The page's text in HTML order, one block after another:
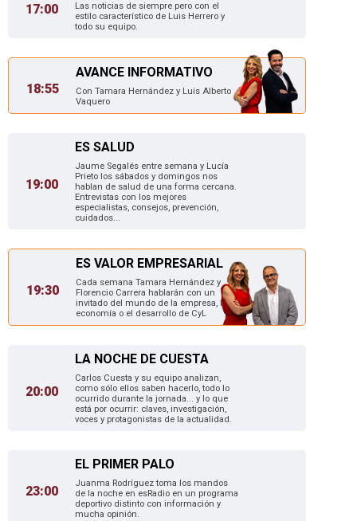
17:00
Las noticias de siempre pero con el
estilo característico de Luis Herrero y
todo su equipo.
18:55
AVANCE INFORMATIVO
Con Tamara Hernández y Luis Alberto
Vaquero
19:00
ES SALUD
Jaume Segalés entre semana y Lucía
Prieto los sábados y domingos nos
hablan de salud de una forma cercana.
Entrevistas con los mejores
especialistas, consejos, prevención,
cuidados...
19:30
ES VALOR EMPRESARIAL
Cada semana Tamara Hernández y
Florencio Carrera hablarán con un
invitado del mundo de la empresa, la
economía o el desarrollo de CyL
20:00
LA NOCHE DE CUESTA
Carlos Cuesta y su equipo analizan,
como sólo ellos saben hacerlo, todo lo
ocurrido durante la jornada... y lo que
está por ocurrir: claves, investigación,
voces y protagonistas de la actualidad.
23:00
EL PRIMER PALO
Juanma Rodríguez toma los mandos
de la noche en esRadio en un programa
deportivo distinto con información y
mucha opinión.